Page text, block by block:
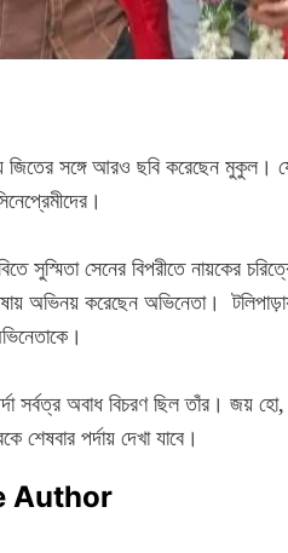
সঙ্গে আরও ছবি করেছেন মুকুল।
সুস্মিতা সেনের বিপরীতে নায়কের
অভিনয় করেছেন অভিনেতা।
সর্বত্র অবাধ বিচরণ ছিল তাঁর।
শেষবার পর্দায় দেখা যাবে।
Author